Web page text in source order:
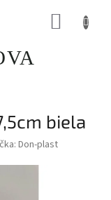
biela
Don-plast